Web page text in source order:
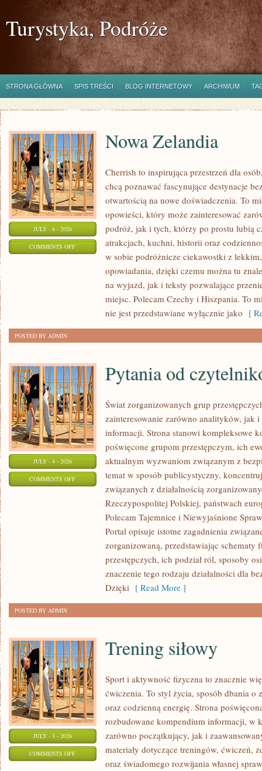
Turystyka, Podróże
STRONA GŁÓWNA SPIS TREŚCI BLOG INTERNETOWY ARCHIWUM
JULY - 6 - 2026
COMMENTS OFFON
Nowa Zelandia
Cherrish to inspirująca przestrzeń dla
chcą poznawać fascynujące destynacje
otwartością na nowe doświadczenia. To
opowieści, który może zainteresować
podróż, jak i tych, którzy po prostu lubią
atrakcjach, kuchni, historii oraz
w sobie podróżnicze ciekawostki z
opowiadania, dzięki czemu można tu
na wyjazd, jak i teksty pozwalające
miejsc. Polecam Czechy i Hiszpania. To
nie jest przedstawiane wyłącznie jako [
POSTED BY ADMIN
JULY - 4 - 2026
COMMENTS OFFON
CZYTELNIKÓW
Pytania od
Świat zorganizowanych grup
zainteresowanie zarówno analityków, jak
informacji. Strona stanowi kompleksowe
poświęcone grupom przestępczym, ich
aktualnym wyzwaniom związanym z
temat w sposób publicystyczny,
związanych z działalnością
Rzeczypospolitej Polskiej, państwach
Polecam Tajemnice i Niewyjaśnione
Portal opisuje istotne zagadnienia
zorganizowaną, przedstawiając schematy
przestępczych, ich podział ról, sposoby
znaczenie tego rodzaju działalności dla
Dzięki [ Read More ]
POSTED BY ADMIN
JULY - 3 - 2026
COMMENTS OFFON
Trening siłowy
Sport i aktywność fizyczna to znacznie
ćwiczenia. To styl życia, sposób dbania o
oraz codzienną energię. Strona
rozbudowane kompendium informacji, w
zarówno początkujący, jak i
materiały dotyczące treningów, ćwiczeń,
oraz świadomego rozwijania własnej